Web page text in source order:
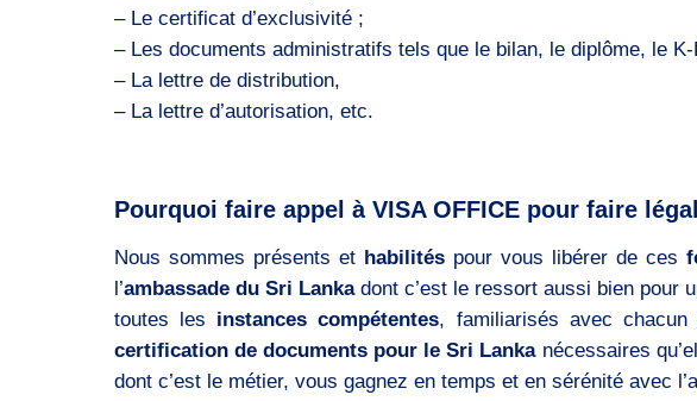
– Le certificat d’exclusivité ;
– Les documents administratifs tels que le bilan, le diplôme, le
– La lettre de distribution,
– La lettre d’autorisation, etc.
Pourquoi faire appel à VISA OFFICE pour faire
Nous sommes présents et habilitéspour vous libérer de ces
l’ambassade du Sri Lankadont c’est le ressort aussi bien pour
toutes les instances compétentes, familiarisés avec
certification de documents pour le Sri Lankanécessaires
dont c’est le métier, vous gagnez en temps et en sérénité avec